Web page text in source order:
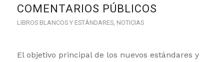
COMENTARIOS PÚBLICOS
LIBROS BLANCOS Y ESTÁNDARES, NOTICIAS
El objetivo principal de los nuevos estándares y